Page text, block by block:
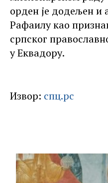
орден је додељен и
Рафаилу као
српског
у Еквадору.
Извор: спц.рс